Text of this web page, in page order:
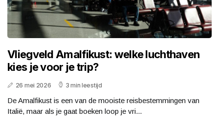
Vliegveld Amalfikust: welke luchthaven
kies je voor je trip?
26 mei 2026 3 min leestijd
De Amalfikust is een van de mooiste reisbestemmingen van
Italië, maar als je gaat boeken loop je vri...